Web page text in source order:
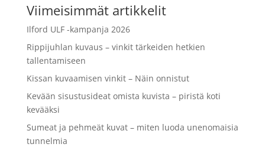
Viimeisimmät artikkelit
Ilford ULF -kampanja 2026
Rippijuhlan kuvaus – vinkit tärkeiden hetkien
tallentamiseen
Kissan kuvaamisen vinkit – Näin onnistut
Kevään sisustusideat omista kuvista – piristä koti
kevääksi
Sumeat ja pehmeät kuvat – miten luoda unenomaisia
tunnelmia